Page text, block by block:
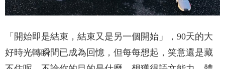
「開始即是結束，結束又是另一個開始」，90天的大
好時光轉瞬間已成為回憶，但每每想起，笑意還是藏